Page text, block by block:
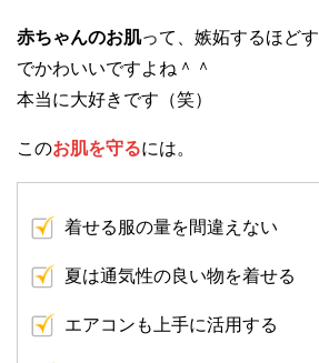
赤ちゃんのお肌って、嫉妬するほど
でかわいいですよね＾＾
本当に大好きです（笑）
このお肌を守るには。
着せる服の量を間違えない
夏は通気性の良い物を着せる
エアコンも上手に活用する